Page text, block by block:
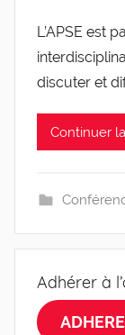
L’APSE est
discuter et
Continuer
Adhérer à